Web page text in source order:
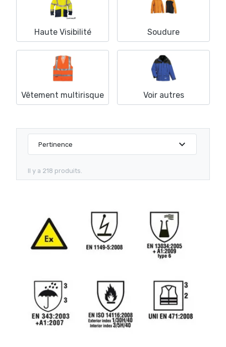
Haute Visibilité Soudure
Vêtement multirisque Voir autres
Il y a 218 produits.
Pertinence expand_more